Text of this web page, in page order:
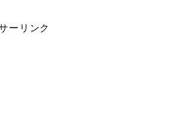
ーリンク